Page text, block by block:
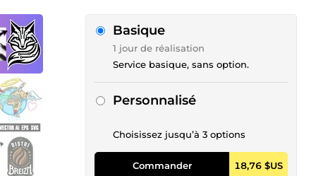
Basique
1 jour de réalisation
Service basique, sans option.
Personnalisé
Choisissez jusqu’à 3 options
Commander 18,76 $US